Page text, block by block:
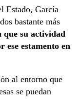
Estado, García
bastante más
que su actividad
estamento en
al entorno que
se puedan